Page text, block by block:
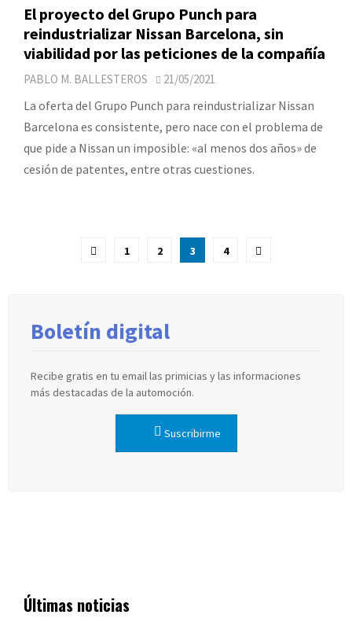
El proyecto del Grupo Punch para
reindustrializar Nissan Barcelona, sin
viabilidad por las peticiones de la compañía
PABLO M. BALLESTEROS 21/05/2021
La oferta del Grupo Punch para reindustrializar Nissan
Barcelona es consistente, pero nace con el problema de
que pide a Nissan un imposible: «al menos dos años» de
cesión de patentes, entre otras cuestiones.
Paginación
1 2 3 4
Boletín digital
Recibe gratis en tu email las primicias y las informaciones
más destacadas de la automoción.
Suscribirme
Últimas noticias